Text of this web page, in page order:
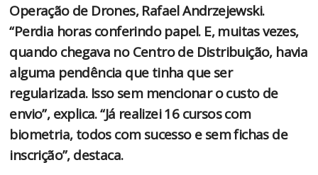
Operação de Drones, Rafael Andrzejewski.
“Perdia horas conferindo papel. E, muitas vezes,
quando chegava no Centro de Distribuição, havia
alguma pendência que tinha que ser
regularizada. Isso sem mencionar o custo de
envio”, explica. “Já realizei 16 cursos com
biometria, todos com sucesso e sem fichas de
inscrição”, destaca.